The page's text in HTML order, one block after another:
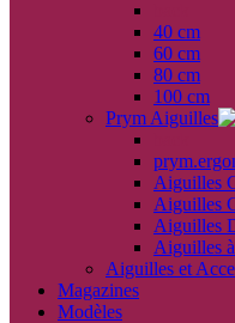
40 cm
60 cm
80 cm
100 cm
Prym Aiguilles
Aiguilles
Aiguilles
Aiguilles
Aiguilles
Aiguilles et
Magazines
Modèles